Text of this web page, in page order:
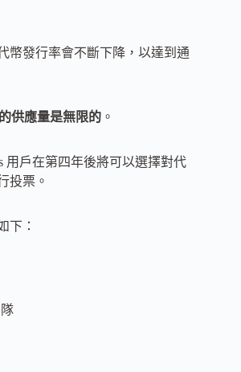
幣發行率會不斷下降，以達到通
供應量是無限的 。
用戶在第四年後將可以選擇對代
投票。
下：